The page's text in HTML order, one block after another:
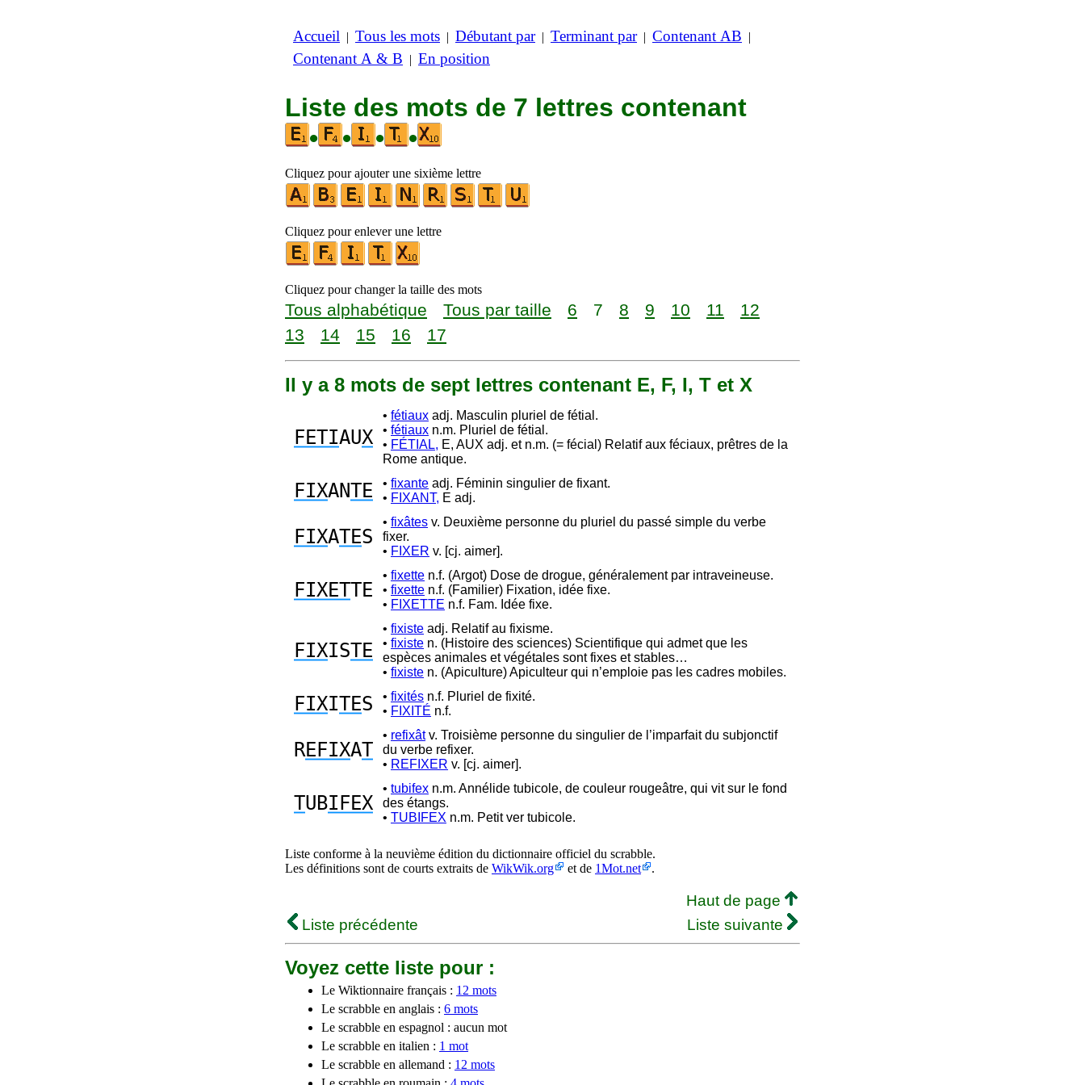
Accueil | Tous les mots | Débutant par| Terminant par| Contenant AB |
Contenant A & B | En position
Liste des mots de 7 lettres contenant
•
• • •
Cliquez pour ajouter une sixième lettre
Cliquez pour enlever une lettre
Cliquez pour changer la taille des mots
Tous alphabétique Tous par taille 6 7 8 9 10 11
12
13
14 15 16 17
Il y a 8 mots de sept lettres contenant E, F, I, T et X
FETIAUX
• fétiaux adj. Masculin pluriel de fétial.
• fétiaux n.m. Pluriel de fétial.
• FÉTIAL, E, AUX adj. et n.m. (= fécial) Relatif aux féciaux, prêtres de la
Rome antique.
FIXANTE • fixante adj. Féminin singulier de fixant.
• FIXANT, E adj.
FIXATES
• fixâtes v. Deuxième personne du pluriel du passé simple du verbe
fixer.
• FIXER v. [cj. aimer].
FIXETTE
• fixette n.f. (Argot) Dose de drogue, généralement par intraveineuse.
• fixette n.f. (Familier) Fixation, idée fixe.
• FIXETTE n.f. Fam. Idée fixe.
FIXISTE
• fixiste adj. Relatif au fixisme.
• fixiste n. (Histoire des sciences) Scientifique qui admet que les
espèces animales et végétales sont fixes et stables…
• fixiste n. (Apiculture) Apiculteur qui n’emploie pas les cadres mobiles.
FIXITES • fixités n.f. Pluriel de fixité.
• FIXITÉ n.f.
REFIXAT
• refixâtv. Troisième personne du singulier de l’imparfait du subjonctif
du verbe refixer.
• REFIXER v. [cj. aimer].
TUBIFEX
• tubifex n.m. Annélide tubicole, de couleur rougeâtre, qui vit sur le fond
des étangs.
• TUBIFEX n.m. Petit ver tubicole.
Liste conforme à la neuvième édition du dictionnaire officiel du scrabble.
Les définitions sont de courts extraits de WikWik.org et de 1Mot.net .
Haut de page
Liste précédente
Liste suivante
Voyez cette liste pour :
Le Wiktionnaire français : 12 mots
Le scrabble en anglais : 6 mots
Le scrabble en espagnol : aucun mot
Le scrabble en italien : 1 mot
Le scrabble en allemand : 12 mots